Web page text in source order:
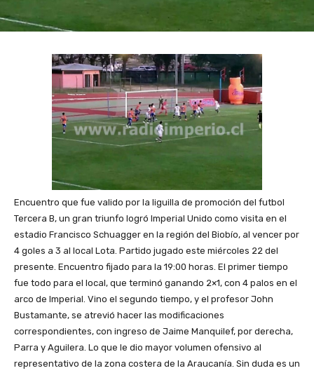
Encuentro que fue valido por la liguilla de promoción del futbol
Tercera B, un gran triunfo logró Imperial Unido como visita en el
estadio Francisco Schuagger en la región del Biobío, al vencer por
4 goles a 3 al local Lota. Partido jugado este miércoles 22 del
presente. Encuentro fijado para la 19:00 horas. El primer tiempo
fue todo para el local, que terminó ganando 2×1, con 4 palos en el
arco de Imperial. Vino el segundo tiempo, y el profesor John
Bustamante, se atrevió hacer las modificaciones
correspondientes, con ingreso de Jaime Manquilef, por derecha,
Parra y Aguilera. Lo que le dio mayor volumen ofensivo al
representativo de la zona costera de la Araucanía. Sin duda es un